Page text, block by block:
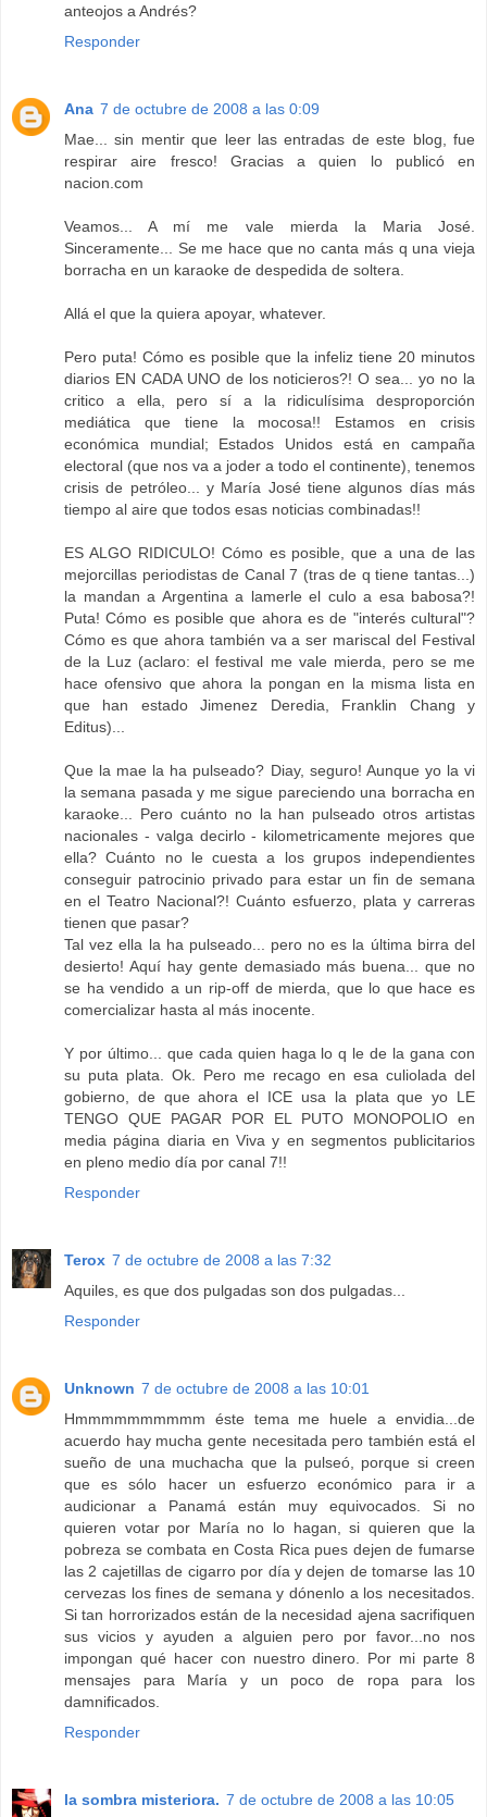
anteojos a Andrés?
Responder
Ana 7 de octubre de 2008 a las 0:09
Mae... sin mentir que leer las entradas de este blog, fue
respirar aire fresco! Gracias a quien lo publicó en
nacion.com
Veamos... A mí me vale mierda la Maria José.
Sinceramente... Se me hace que no canta más q una vieja
borracha en un karaoke de despedida de soltera.
Allá el que la quiera apoyar, whatever.
Pero puta! Cómo es posible que la infeliz tiene 20 minutos
diarios EN CADA UNO de los noticieros?! O sea... yo no la
critico a ella, pero sí a la ridiculísima desproporción
mediática que tiene la mocosa!! Estamos en crisis
económica mundial; Estados Unidos está en campaña
electoral (que nos va a joder a todo el continente), tenemos
crisis de petróleo... y María José tiene algunos días más
tiempo al aire que todos esas noticias combinadas!!
ES ALGO RIDICULO! Cómo es posible, que a una de las
mejorcillas periodistas de Canal 7 (tras de q tiene tantas...)
la mandan a Argentina a lamerle el culo a esa babosa?!
Puta! Cómo es posible que ahora es de "interés cultural"?
Cómo es que ahora también va a ser mariscal del Festival
de la Luz (aclaro: el festival me vale mierda, pero se me
hace ofensivo que ahora la pongan en la misma lista en
que han estado Jimenez Deredia, Franklin Chang y
Editus)...
Que la mae la ha pulseado? Diay, seguro! Aunque yo la vi
la semana pasada y me sigue pareciendo una borracha en
karaoke... Pero cuánto no la han pulseado otros artistas
nacionales - valga decirlo - kilometricamente mejores que
ella? Cuánto no le cuesta a los grupos independientes
conseguir patrocinio privado para estar un fin de semana
en el Teatro Nacional?! Cuánto esfuerzo, plata y carreras
tienen que pasar?
Tal vez ella la ha pulseado... pero no es la última birra del
desierto! Aquí hay gente demasiado más buena... que no
se ha vendido a un rip-off de mierda, que lo que hace es
comercializar hasta al más inocente.
Y por último... que cada quien haga lo q le de la gana con
su puta plata. Ok. Pero me recago en esa culiolada del
gobierno, de que ahora el ICE usa la plata que yo LE
TENGO QUE PAGAR POR EL PUTO MONOPOLIO en
media página diaria en Viva y en segmentos publicitarios
en pleno medio día por canal 7!!
Responder
Terox 7 de octubre de 2008 a las 7:32
Aquiles, es que dos pulgadas son dos pulgadas...
Responder
Unknown 7 de octubre de 2008 a las 10:01
Hmmmmmmmmmm éste tema me huele a envidia...de
acuerdo hay mucha gente necesitada pero también está el
sueño de una muchacha que la pulseó, porque si creen
que es sólo hacer un esfuerzo económico para ir a
audicionar a Panamá están muy equivocados. Si no
quieren votar por María no lo hagan, si quieren que la
pobreza se combata en Costa Rica pues dejen de fumarse
las 2 cajetillas de cigarro por día y dejen de tomarse las 10
cervezas los fines de semana y dónenlo a los necesitados.
Si tan horrorizados están de la necesidad ajena sacrifiquen
sus vicios y ayuden a alguien pero por favor...no nos
impongan qué hacer con nuestro dinero. Por mi parte 8
mensajes para María y un poco de ropa para los
damnificados.
Responder
la sombra misteriora. 7 de octubre de 2008 a las 10:05